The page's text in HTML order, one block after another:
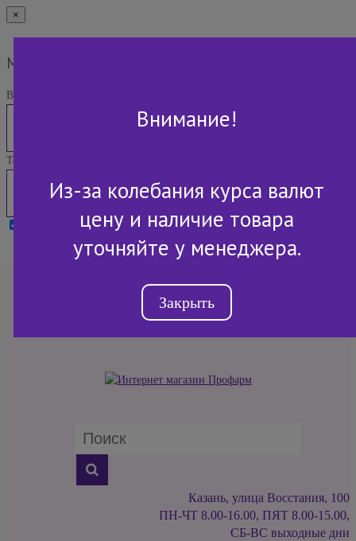
×
Мы Вам перезвоним
Ваше имя:
Телефон:
Я принимаю условия Политики конфиденциальности
+7 (843) 2-507-607
Казань, улица Восстания, 100
ПН-ЧТ 8.00-16.00, ПЯТ 8.00-15.00,
СБ-ВС выходные дни
Внимание!
Из-за колебания курса валют
цену и наличие товара
уточняйте у менеджера.
Закрыть